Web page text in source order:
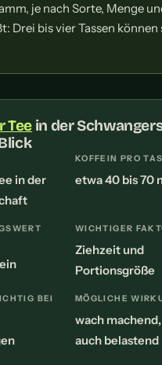
je nach Sorte, Menge
Drei bis vier Tassen können
Tee in der
in der
KOFFEIN PRO
etwa 40 bis 70
WICHTIGER
Ziehzeit und
Portionsgröße
BEI MÖGLICHE
wach
auch belastend